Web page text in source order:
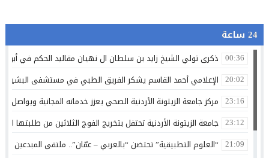
24 ساعة
00:36 ذكرى تولي الشيخ زايد بن سلطان ال نهيان مقاليد الحكم في أبو
20:02 الإعلامي أحمد القاسم يشكر الفريق الطبي في مستشفى البشير
23:16 مركز جامعة الزيتونة الأردنية الصحي يعزز خدماته المجانية ويواصل
23:12 جامعة الزيتونة الأردنية تحتفل بتخريج الفوج الثلاثين من طلبتها
21:09 “العلوم التطبيقية” تحتضن “بالعربي – عمّان”.. ملتقى المبدعين